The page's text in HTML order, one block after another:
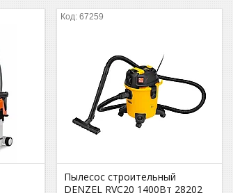
67259
Пылесос строительный
DENZEL RVC20 1400Вт 28202